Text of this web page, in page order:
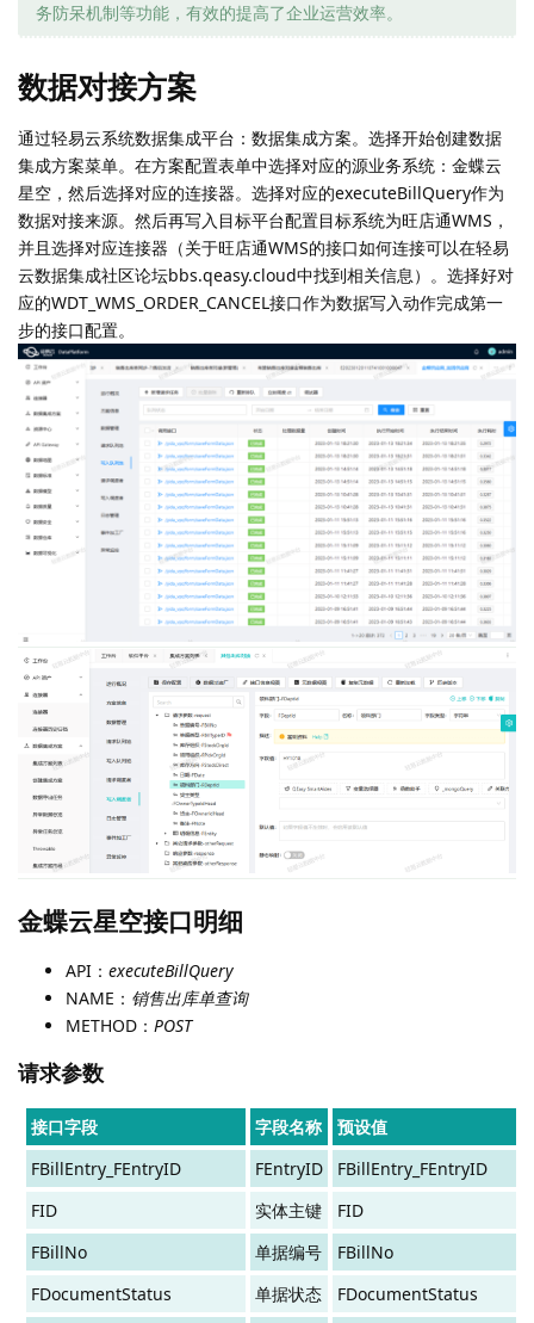
务防呆机制等功能，有效的提高了企业运营效率。
数据对接方案
通过轻易云系统数据集成平台：数据集成方案。选择开始创建数据
集成方案菜单。在方案配置表单中选择对应的源业务系统：金蝶云
星空，然后选择对应的连接器。选择对应的executeBillQuery作为
数据对接来源。然后再写入目标平台配置目标系统为旺店通WMS，
并且选择对应连接器（关于旺店通WMS的接口如何连接可以在轻易
云数据集成社区论坛bbs.qeasy.cloud中找到相关信息）。选择好对
应的WDT_WMS_ORDER_CANCEL接口作为数据写入动作完成第一
步的接口配置。
金蝶云星空接口明细
API： executeBillQuery
NAME： 销售出库单查询
METHOD： POST
请求参数
接口字段 字段名称
预设值
FBillEntry_FEntryID
FEntryID
FBillEntry_FEntryID
FID
实体主键
FID
FBillNo
单据编号
FBillNo
FDocumentStatus
单据状态 FDocumentStatus